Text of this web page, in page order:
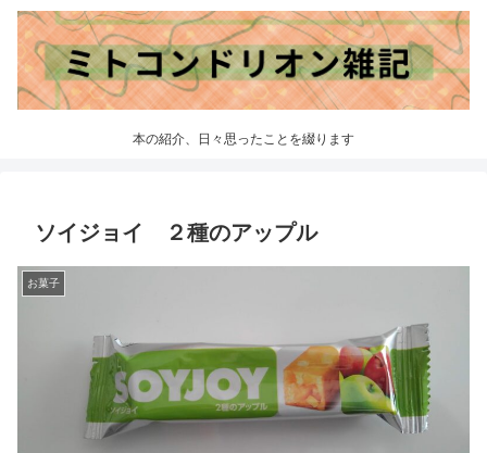
本の紹介、日々思ったことを綴ります
ソイジョイ ２種のアップル
お菓子